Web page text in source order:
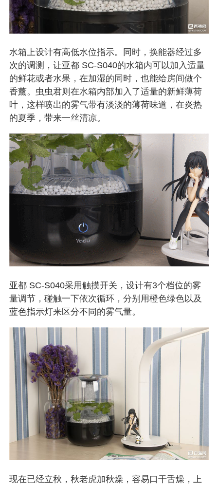
水箱上设计有高低水位指示。同时，换能器经过多
次的调测，让亚都 SC-S040的水箱内可以加入适量
的鲜花或者水果，在加湿的同时，也能给房间做个
香薰。虫虫君则在水箱内部加入了适量的新鲜薄荷
叶，这样喷出的雾气带有淡淡的薄荷味道，在炎热
的夏季，带来一丝清凉。
亚都 SC-S040采用触摸开关，设计有3个档位的雾
量调节，碰触一下依次循环，分别用橙色绿色以及
蓝色指示灯来区分不同的雾气量。
现在已经立秋，秋老虎加秋燥，容易口干舌燥，上